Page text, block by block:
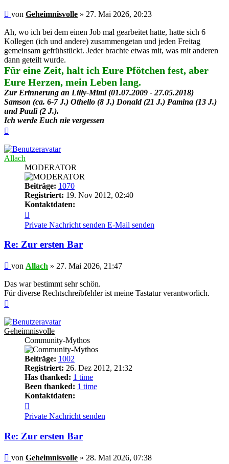
Beitrag
von Geheimnisvolle » 27. Mai 2026, 20:23
Ah, wo ich bei dem einen Job mal gearbeitet hatte, hatte sich 6
Kollegen (ich und andere) zusammengetan und jeden Freitag
gemeinsam gefrühstückt. Jeder brachte etwas mit, was mit anderen
dann geteilt wurde.
Für eine Zeit, halt ich Eure Pfötchen fest, aber
Eure Herzen, mein Leben lang.
Zur Erinnerung an Lilly-Mimi (01.07.2009 - 27.05.2018)
Samson (ca. 6-7 J.) Othello (8 J.) Donald (21 J.) Pamina (13 J.)
und Pauli (2 J.).
Ich werde Euch nie vergessen
Allach
MODERATOR
Beiträge: 1070
Registriert: 19. Nov 2012, 02:40
Kontaktdaten:
von
Allach
Private Nachricht senden E-Mail senden
Re: Zur ersten Bar
Beitrag
von Allach » 27. Mai 2026, 21:47
Das war bestimmt sehr schön.
Für diverse Rechtschreibfehler ist meine Tastatur verantworlich.
Geheimnisvolle
Community-Mythos
Beiträge: 1002
Registriert: 26. Dez 2012, 21:32
Has thanked: 1 time
Been thanked: 1 time
Kontaktdaten:
von
Geheimnisvolle
Private Nachricht senden
Re: Zur ersten Bar
Beitrag
von Geheimnisvolle » 28. Mai 2026, 07:38